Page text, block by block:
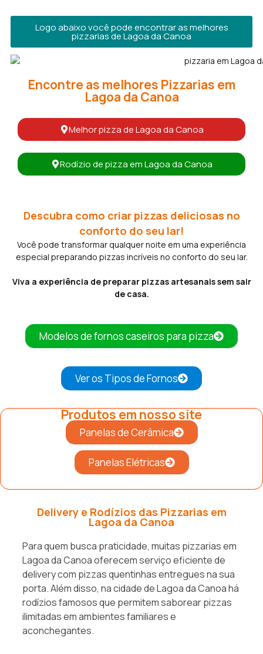
Logo abaixo você pode encontrar as melhores
pizzarias de Lagoa da Canoa
Encontre as melhores Pizzarias em
Lagoa da Canoa
Melhor pizza de Lagoa da Canoa
Rodízio de pizza em Lagoa da Canoa
Descubra como criar pizzas deliciosas no
conforto do seu lar!
Você pode transformar qualquer noite em uma experiência
especial preparando pizzas incríveis no conforto do seu lar.
Viva a experiência de preparar pizzas artesanais sem sair
de casa.
Modelos de fornos caseiros para pizza
Ver os Tipos de Fornos
Produtos em nosso site
Panelas de Cerâmica
Panelas Elétricas
Delivery e Rodízios das Pizzarias em
Lagoa da Canoa
Para quem busca praticidade, muitas pizzarias em
Lagoa da Canoa oferecem serviço eficiente de
delivery com pizzas quentinhas entregues na sua
porta. Além disso, na cidade de Lagoa da Canoa há
rodízios famosos que permitem saborear pizzas
ilimitadas em ambientes familiares e
aconchegantes.